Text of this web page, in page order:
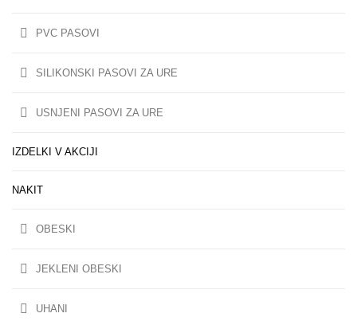
PVC PASOVI
SILIKONSKI PASOVI ZA URE
USNJENI PASOVI ZA URE
IZDELKI V AKCIJI
NAKIT
OBESKI
JEKLENI OBESKI
UHANI